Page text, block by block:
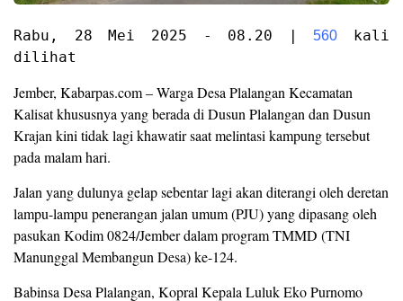
Rabu, 28 Mei 2025 - 08.20 | 560 kali
dilihat
Jember, Kabarpas.com – Warga Desa Plalangan Kecamatan
Kalisat khususnya yang berada di Dusun Plalangan dan Dusun
Krajan kini tidak lagi khawatir saat melintasi kampung tersebut
pada malam hari.
Jalan yang dulunya gelap sebentar lagi akan diterangi oleh deretan
lampu-lampu penerangan jalan umum (PJU) yang dipasang oleh
pasukan Kodim 0824/Jember dalam program TMMD (TNI
Manunggal Membangun Desa) ke-124.
Babinsa Desa Plalangan, Kopral Kepala Luluk Eko Purnomo